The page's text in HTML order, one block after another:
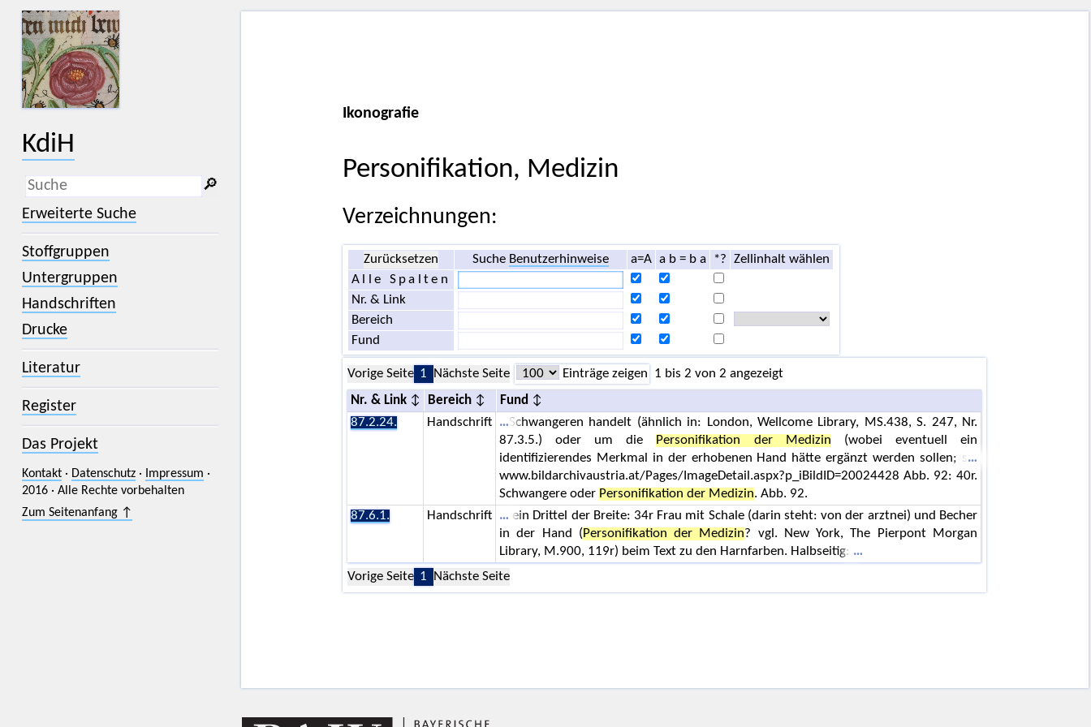
KdiH
_
(der Unterstrich) ist Platzhalter für
genau ein Zeichen.
% (das Prozentzeichen) ist Platzhalter
für kein, ein oder mehr als ein
🔎︎
Erweiterte Suche
Stoffgruppen
Untergruppen
Handschriften
Drucke
Literatur
Register
Das Projekt
Kontakt· Datenschutz· Impressum ·
2016 · Alle Rechte vorbehalten
Zum Seitenanfang ↑
Ikonografie
Personifikation, Medizin
Verzeichnungen:
Zurücksetzen Suche Benutzerhinweise a=A a b = b a *?
Zellinhalt wählen
Alle Spalten
Nr. & Link
Bereich
Fund
Vorige Seite 1 Nächste Seite Einträge zeigen 1 bis 2 von 2 angezeigt
Nr. & Link Bereich
Fund
87.2.24.
Handschrift
Schwangeren handelt (ähnlich in: London, Wellcome Library, MS.438, S. 247, Nr.
87.3.5.) oder um die Personifikation der Medizin (wobei eventuell ein
identifizierendes Merkmal in der erhobenen Hand hätte ergänzt werden sollen; s
www.bildarchivaustria.at/Pages/ImageDetail.aspx?p_iBildID=20024428 Abb. 92: 40r.
Schwangere oder Personifikation der Medizin. Abb. 92.
87.6.1.
Handschrift
ein Drittel der Breite: 34r Frau mit Schale (darin steht: von der arztnei) und Becher
in der Hand (Personifikation der Medizin? vgl. New York, The Pierpont Morgan
Library, M.900, 119r) beim Text zu den Harnfarben. Halbseitig:
Vorige Seite 1 Nächste Seite